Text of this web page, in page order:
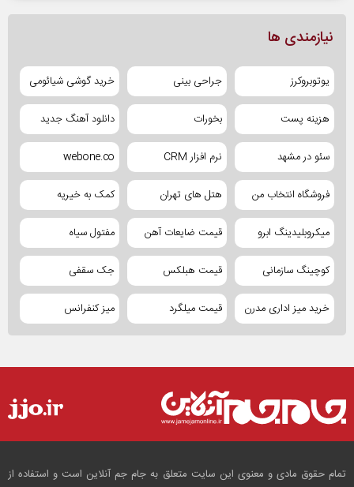
نیازمندی ها
یوتوبروکرز جراحی بینی خرید گوشی شیائومی
هزینه پست بخورات دانلود آهنگ جدید
سئو در مشهد نرم افزار CRM webone.co
فروشگاه انتخاب من هتل های تهران کمک به خیریه
میکروبلیدینگ ابرو قیمت ضایعات آهن مفتول سیاه
کوچینگ سازمانی قیمت هبلکس جک سقفی
خرید میز اداری مدرن قیمت میلگرد میز کنفرانس
تمام حقوق مادی و معنوی این سایت متعلق به جام جم آنلاین است و استفاده از